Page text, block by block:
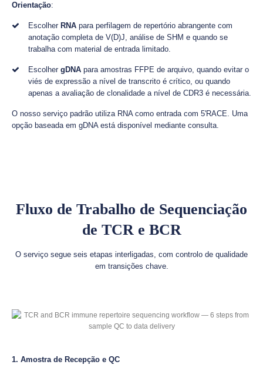
Orientação:
Escolher RNA para perfilagem de repertório abrangente com
anotação completa de V(D)J, análise de SHM e quando se
trabalha com material de entrada limitado.
Escolher gDNA para amostras FFPE de arquivo, quando evitar o
viés de expressão a nível de transcrito é crítico, ou quando
apenas a avaliação de clonalidade a nível de CDR3 é necessária.
O nosso serviço padrão utiliza RNA como entrada com 5'RACE. Uma
opção baseada em gDNA está disponível mediante consulta.
Fluxo de Trabalho de Sequenciação
de TCR e BCR
O serviço segue seis etapas interligadas, com controlo de qualidade
em transições chave.
1. Amostra de Recepção e QC